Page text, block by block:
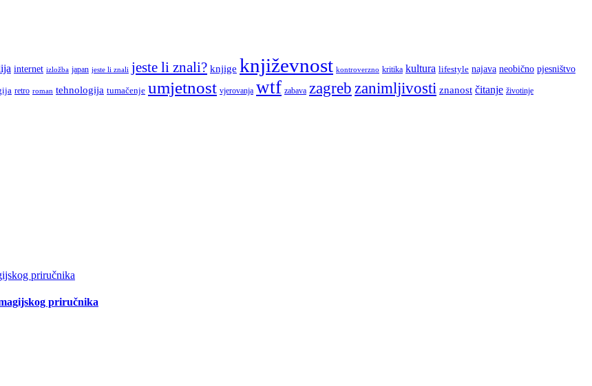
internet izložba japan jeste li znali jeste li znali? knjige književnost kontroverzno kritika kultura lifestyle najava neobično pjesništvo
retro roman tehnologija tumačenje umjetnost vjerovanja wtf zabava zagreb zanimljivosti znanost čitanje životinje
priručnika